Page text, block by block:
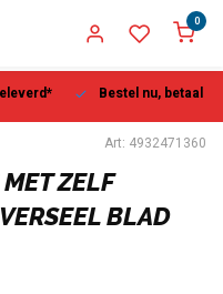
0
Bestel nu, betaal
Art: 4932471360
ZELF
BLAD